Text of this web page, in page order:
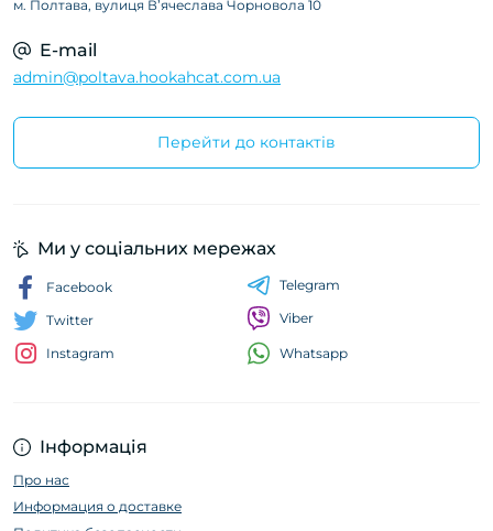
м. Полтава, вулиця Вʼячеслава Чорновола 10
E-mail
admin@poltava.hookahcat.com.ua
Перейти до контактів
Інформація
Про нас
Информация о доставке
Ми у соціальних мережах
Facebook
Twitter
Instagram
Telegram
Viber
Whatsapp